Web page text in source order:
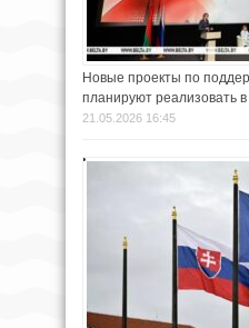
Новые проекты по
планируют реализовать
21.05.2026 16:45